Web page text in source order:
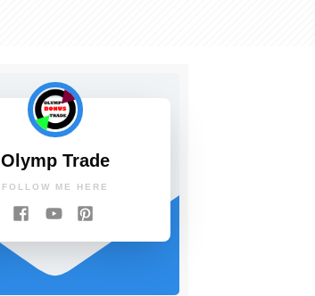
Olymp Trade
FOLLOW ME HERE